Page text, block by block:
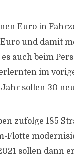
Euro in
und damit
auch beim
im
sollen 30
zufolge 185
Flotte
sollen dann